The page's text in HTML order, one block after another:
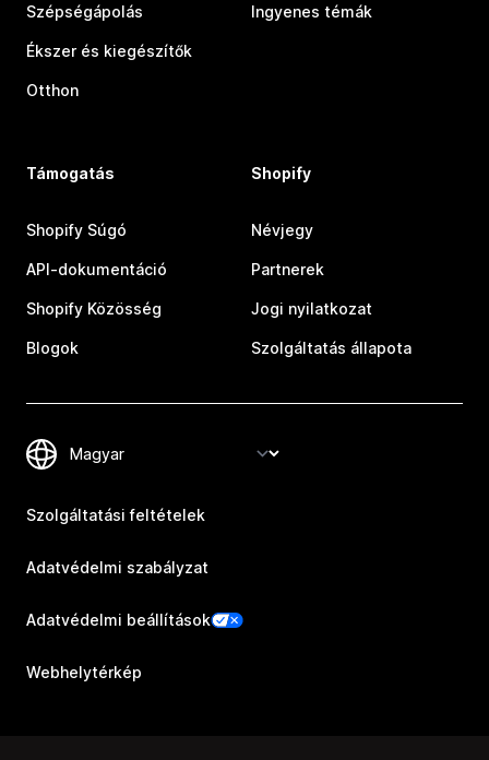
Szépségápolás
Ékszer és kiegészítők
Otthon
Ingyenes témák
Támogatás
Shopify Súgó
API-dokumentáció
Shopify Közösség
Blogok
Shopify
Névjegy
Partnerek
Jogi nyilatkozat
Szolgáltatás állapota
Szolgáltatási feltételek
Adatvédelmi szabályzat
Adatvédelmi beállítások
Webhelytérkép